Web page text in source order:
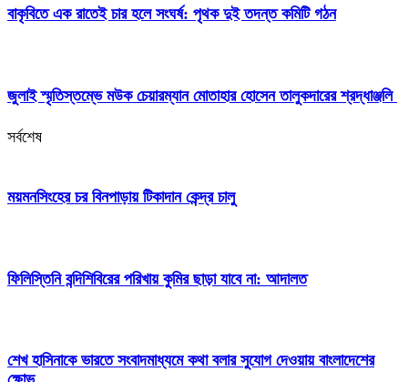
বাকৃবিতে এক রাতেই চার হলে সংঘর্ষ: পৃথক দুই তদন্ত কমিটি গঠন
জুলাই স্মৃতিস্তম্ভে মউক চেয়ারম্যান মোতাহার হোসেন তালুকদারের শ্রদ্ধাঞ্জলি
সর্বশেষ
ময়মনসিংহের চর বিনপাড়ায় টিকাদান কেন্দ্র চালু
ফিলিস্তিনি বন্দিশিবিরের পরিখায় কুমির ছাড়া যাবে না: আদালত
শেখ হাসিনাকে ভারতে সংবাদমাধ্যমে কথা বলার সুযোগ দেওয়ায় বাংলাদেশের